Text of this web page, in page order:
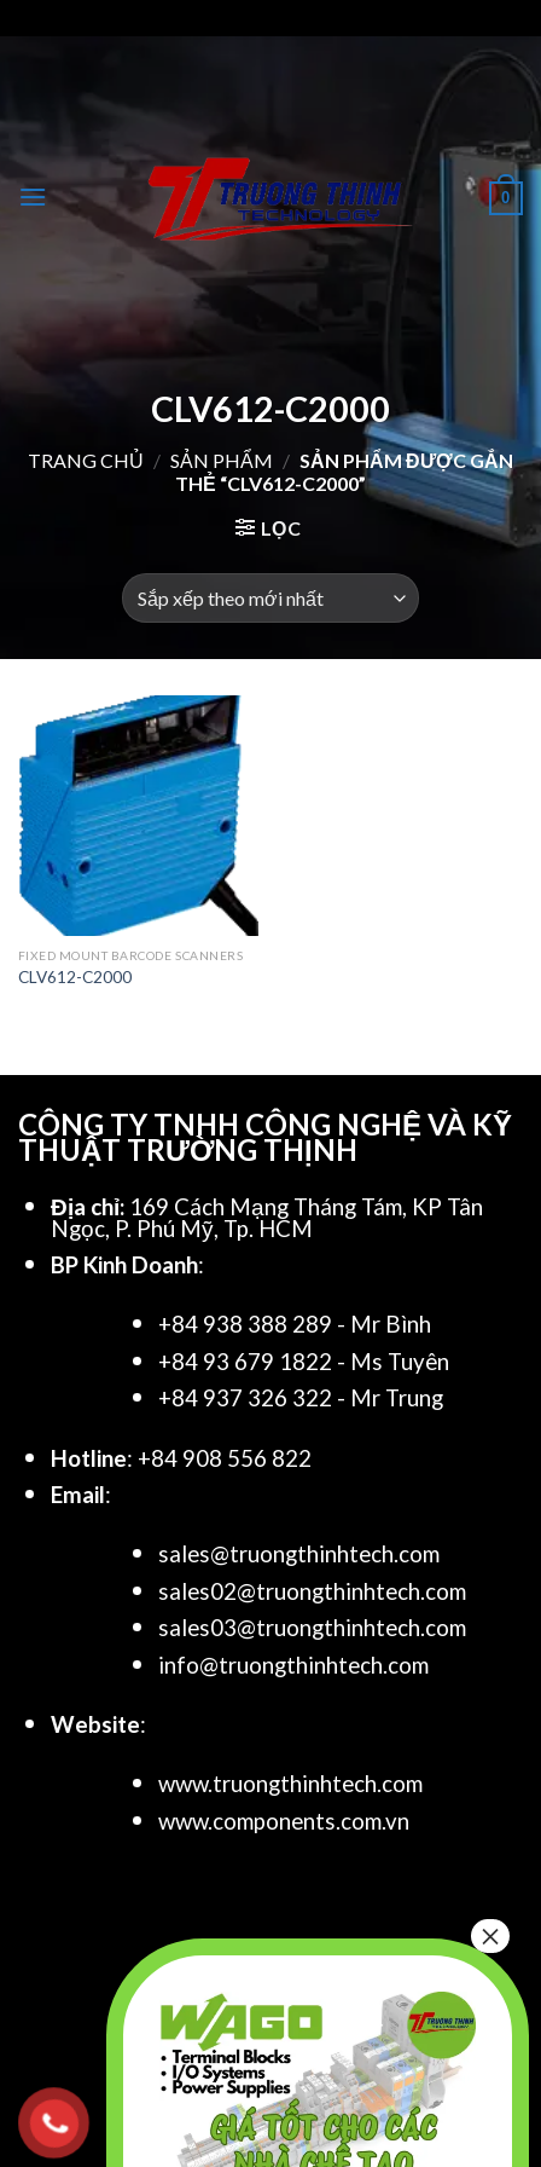
0
CLV612-C2000
TRANG CHỦ / SẢN PHẨM / SẢN PHẨM ĐƯỢC GẮN
THẺ “CLV612-C2000”
LỌC
FIXED MOUNT BARCODE SCANNERS
CLV612-C2000
CÔNG TY TNHH CÔNG NGHỆ VÀ KỸ
THUẬT TRƯỜNG THỊNH
Địa chỉ: 169 Cách Mạng Tháng Tám, KP Tân
Ngọc, P. Phú Mỹ, Tp. HCM
BP Kinh Doanh:
+84 938 388 289 - Mr Bình
+84 93 679 1822 - Ms Tuyên
+84 937 326 322 - Mr Trung
Hotline: +84 908 556 822
Email:
sales@truongthinhtech.com
sales02@truongthinhtech.com
sales03@truongthinhtech.com
info@truongthinhtech.com
Website:
www.truongthinhtech.com
www.components.com.vn